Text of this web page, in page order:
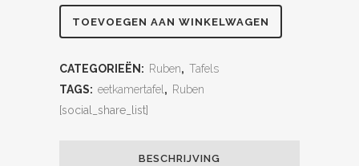
TOEVOEGEN AAN WINKELWAGEN
CATEGORIEËN: Ruben, Tafels
TAGS: eetkamertafel, Ruben
[social_share_list]
BESCHRIJVING